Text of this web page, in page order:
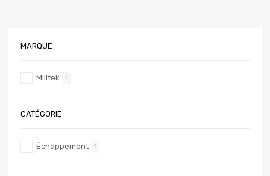
MARQUE
Milltek 1
CATÉGORIE
Échappement 1